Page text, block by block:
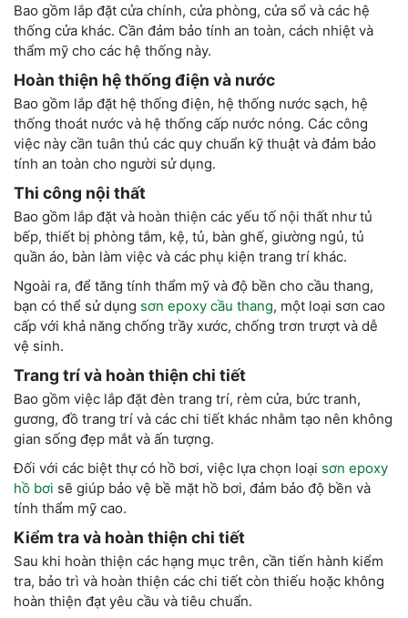
Bao gồm lắp đặt cửa chính, cửa phòng, cửa sổ và các hệ
thống cửa khác. Cần đảm bảo tính an toàn, cách nhiệt và
thẩm mỹ cho các hệ thống này.
Hoàn thiện hệ thống điện và nước
Bao gồm lắp đặt hệ thống điện, hệ thống nước sạch, hệ
thống thoát nước và hệ thống cấp nước nóng. Các công
việc này cần tuân thủ các quy chuẩn kỹ thuật và đảm bảo
tính an toàn cho người sử dụng.
Thi công nội thất
Bao gồm lắp đặt và hoàn thiện các yếu tố nội thất như tủ
bếp, thiết bị phòng tắm, kệ, tủ, bàn ghế, giường ngủ, tủ
quần áo, bàn làm việc và các phụ kiện trang trí khác.
Ngoài ra, để tăng tính thẩm mỹ và độ bền cho cầu thang,
bạn có thể sử dụng sơn epoxy cầu thang, một loại sơn cao
cấp với khả năng chống trầy xước, chống trơn trượt và dễ
vệ sinh.
Trang trí và hoàn thiện chi tiết
Bao gồm việc lắp đặt đèn trang trí, rèm cửa, bức tranh,
gương, đồ trang trí và các chi tiết khác nhằm tạo nên không
gian sống đẹp mắt và ấn tượng.
Đối với các biệt thự có hồ bơi, việc lựa chọn loại sơn epoxy
hồ bơi sẽ giúp bảo vệ bề mặt hồ bơi, đảm bảo độ bền và
tính thẩm mỹ cao.
Kiểm tra và hoàn thiện chi tiết
Sau khi hoàn thiện các hạng mục trên, cần tiến hành kiểm
tra, bảo trì và hoàn thiện các chi tiết còn thiếu hoặc không
hoàn thiện đạt yêu cầu và tiêu chuẩn.